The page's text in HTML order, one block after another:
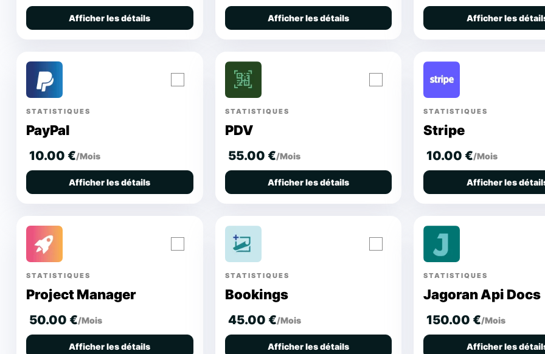
Afficher les détails Afficher les détails Afficher les
STATISTIQUES
PayPal
10.00 €/Mois
Afficher les détails
STATISTIQUES
PDV
55.00 €/Mois
Afficher les détails
STATISTIQUES
Stripe
10.00 €/Mois
Afficher les
STATISTIQUES
Project Manager
50.00 €/Mois
Afficher les détails
STATISTIQUES
Bookings
45.00 €/Mois
Afficher les détails
STATISTIQUES
Jagoran Api Docs
150.00 €/Mois
Afficher les